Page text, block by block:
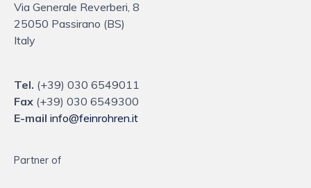
Via Generale Reverberi, 8
25050 Passirano (BS)
Italy
Tel. (+39) 030 6549011
Fax (+39) 030 6549300
E-mail info@feinrohren.it
Partner of